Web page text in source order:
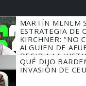
MARTÍN MENEM
ESTRATEGIA DE
KIRCHNER: "NO
ALGUIEN DE
DECIR A LA
TIENE QUE
QUÉ DIJO
INVASIÓN DE